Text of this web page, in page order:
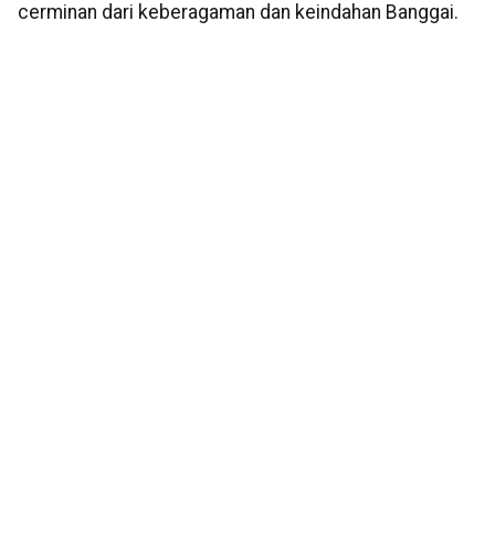
cerminan dari keberagaman dan keindahan Banggai.